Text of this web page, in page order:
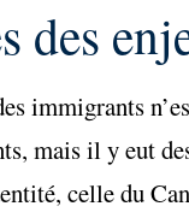
des
immigrants
mais il y eut
celle du